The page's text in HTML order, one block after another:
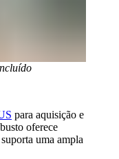
para aquisição e
oferece
uma ampla